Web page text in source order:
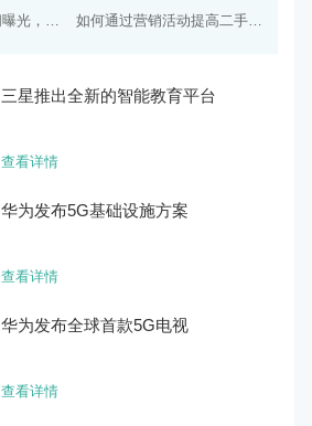
Huawei Mate X3传闻曝光，或将配备更为出色的折叠屏幕和相机 如何通过营销活动提高二手手机市场客户忠诚度？
三星推出全新的智能教育平台
查看详情
华为发布5G基础设施方案
查看详情
华为发布全球首款5G电视
查看详情